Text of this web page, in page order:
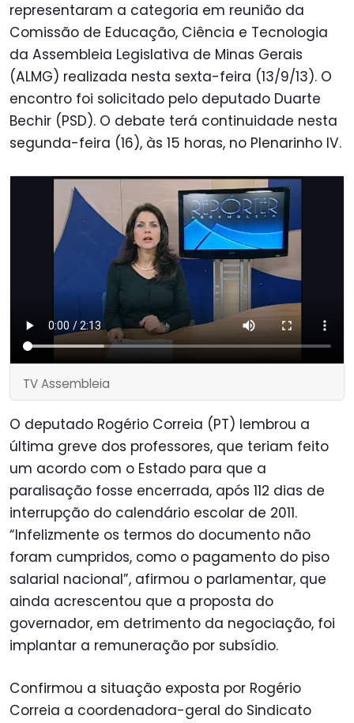
representaram a categoria em reunião da
Comissão de Educação, Ciência e Tecnologia
da Assembleia Legislativa de Minas Gerais
(ALMG) realizada nesta sexta-feira (13/9/13). O
encontro foi solicitado pelo deputado Duarte
Bechir (PSD). O debate terá continuidade nesta
segunda-feira (16), às 15 horas, no Plenarinho IV.
TV Assembleia
O deputado Rogério Correia (PT) lembrou a
última greve dos professores, que teriam feito
um acordo com o Estado para que a
paralisação fosse encerrada, após 112 dias de
interrupção do calendário escolar de 2011.
“Infelizmente os termos do documento não
foram cumpridos, como o pagamento do piso
salarial nacional”, afirmou o parlamentar, que
ainda acrescentou que a proposta do
governador, em detrimento da negociação, foi
implantar a remuneração por subsídio.
Confirmou a situação exposta por Rogério
Correia a coordenadora-geral do Sindicato